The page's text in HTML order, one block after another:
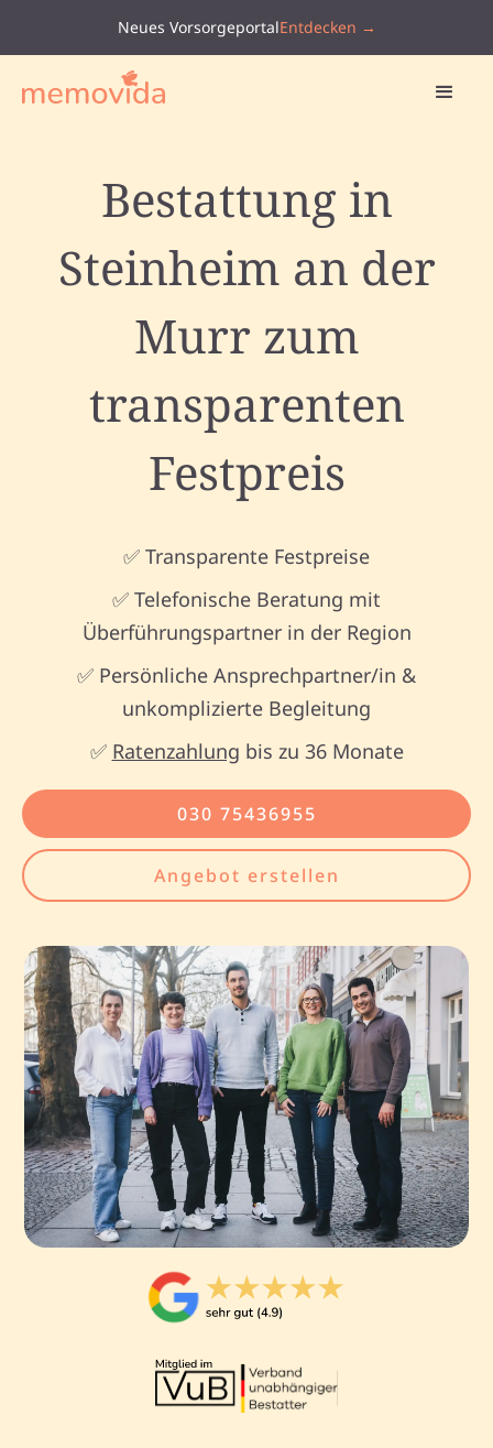
Neues VorsorgeportalEntdecken →
Bestattung in
Steinheim an der
Murr zum
transparenten
Festpreis
✅ Transparente Festpreise
✅ Telefonische Beratung mit
Überführungspartner in der Region
✅ Persönliche Ansprechpartner/in &
unkomplizierte Begleitung
✅ Ratenzahlung bis zu 36 Monate
030 75436955
Angebot erstellen